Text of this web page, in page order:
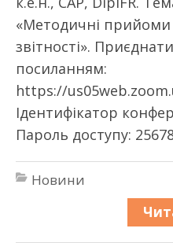
«Методичні прийоми
звітності».
посиланням:
https://
Ідентифікатор
Пароль доступу:
Новини